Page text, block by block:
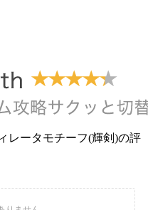
レータモチーフ(輝剣)の評